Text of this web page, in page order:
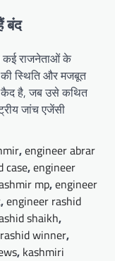
बंद
कई राजनेताओं के
की स्थिति और मजबूत
कैद है, जब उसे कथित
जांच एजेंसी
,engineer abrar
case,engineer
mp,engineer
,engineer rashid
shaikh,
winner,
, kashmiri